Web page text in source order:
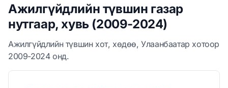
Ажилгүйдлийн түвшин газар
нутгаар, хувь (2009-2024)
Ажилгүйдлийн түвшин хот, хөдөө, Улаанбаатар хотоор
2009-2024 онд.